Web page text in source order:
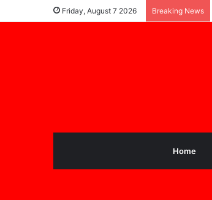
Friday, August 7 2026 Breaking News
Home